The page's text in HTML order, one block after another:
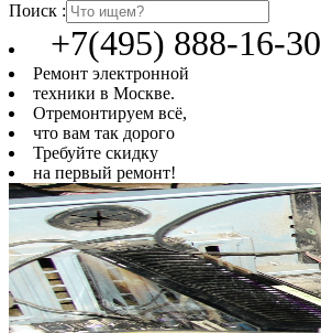
Поиск :
+7(495) 888-16-30
Ремонт электронной
техники в Москве.
Отремонтируем всё,
что вам так дорого
Требуйте скидку
на первый ремонт!